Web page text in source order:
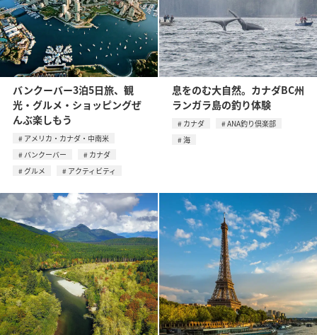
バンクーバー3泊5日旅、観
光・グルメ・ショッピングぜ
んぶ楽しもう
アメリカ・カナダ・中南米
バンクーバー
カナダ
グルメ
アクティビティ
息をのむ大自然。カナダBC州
ランガラ島の釣り体験
カナダ
ANA釣り倶楽部
海